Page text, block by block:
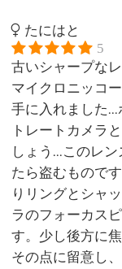
たにはと
5
古いシャープな
マイクロニッコ
手に入れました
トレートカメラ
しょう...このレ
たら盗むもので
りリングとシャ
ラのフォーカス
す。少し後方に
その点に留意し